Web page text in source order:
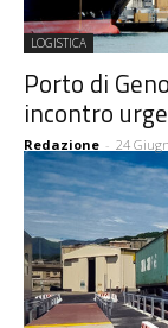
LOGISTICA
Porto di
incontro
Redazione - 24